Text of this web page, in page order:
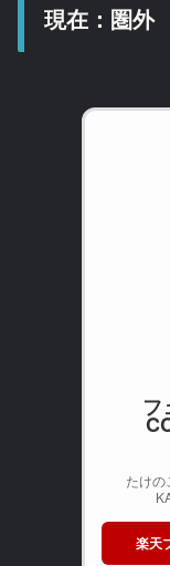
現在：圏外
フ
たけの
楽天